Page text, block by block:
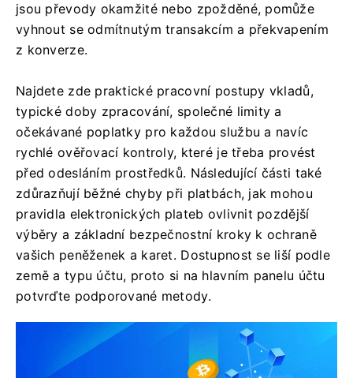
jsou převody okamžité nebo zpožděné, pomůže
vyhnout se odmítnutým transakcím a překvapením
z konverze.
Najdete zde praktické pracovní postupy vkladů,
typické doby zpracování, společné limity a
očekávané poplatky pro každou službu a navíc
rychlé ověřovací kontroly, které je třeba provést
před odesláním prostředků. Následující části také
zdůrazňují běžné chyby při platbách, jak mohou
pravidla elektronických plateb ovlivnit pozdější
výběry a základní bezpečnostní kroky k ochraně
vašich peněženek a karet. Dostupnost se liší podle
země a typu účtu, proto si na hlavním panelu účtu
potvrďte podporované metody.